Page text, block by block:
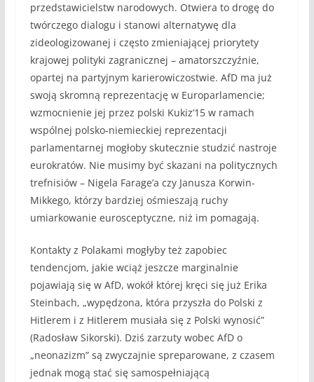
przedstawicielstw narodowych. Otwiera to drogę do
twórczego dialogu i stanowi alternatywę dla
zideologizowanej i często zmieniającej priorytety
krajowej polityki zagranicznej – amatorszczyźnie,
opartej na partyjnym karierowiczostwie. AfD ma już
swoją skromną reprezentację w Europarlamencie;
wzmocnienie jej przez polski Kukiz’15 w ramach
wspólnej polsko-niemieckiej reprezentacji
parlamentarnej mogłoby skutecznie studzić nastroje
eurokratów. Nie musimy być skazani na politycznych
trefnisiów – Nigela Farage’a czy Janusza Korwin-
Mikkego, którzy bardziej ośmieszają ruchy
umiarkowanie eurosceptyczne, niż im pomagają.
Kontakty z Polakami mogłyby też zapobiec
tendencjom, jakie wciąż jeszcze marginalnie
pojawiają się w AfD, wokół której kręci się już Erika
Steinbach, „wypędzona, która przyszła do Polski z
Hitlerem i z Hitlerem musiała się z Polski wynosić”
(Radosław Sikorski). Dziś zarzuty wobec AfD o
„neonazizm” są zwyczajnie spreparowane, z czasem
jednak mogą stać się samospełniającą